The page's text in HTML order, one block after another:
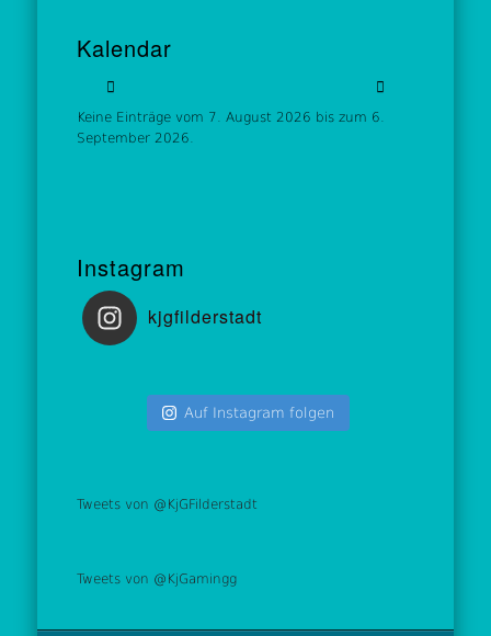
Kalendar
Keine Einträge vom 7. August 2026 bis zum 6.
September 2026.
Instagram
kjgfilderstadt
Auf Instagram folgen
Tweets von @KjGFilderstadt
Tweets von @KjGamingg